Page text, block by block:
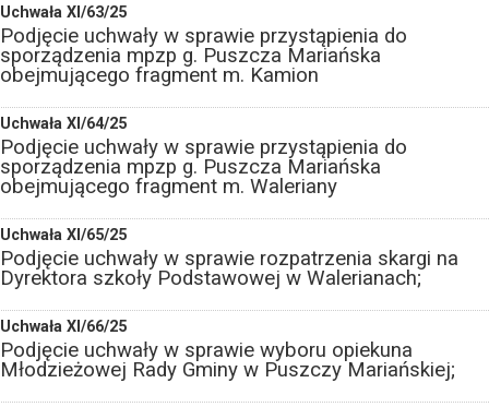
Uchwała XI/63/25
Podjęcie uchwały w sprawie przystąpienia do
sporządzenia mpzp g. Puszcza Mariańska
obejmującego fragment m. Kamion
Uchwała XI/64/25
Podjęcie uchwały w sprawie przystąpienia do
sporządzenia mpzp g. Puszcza Mariańska
obejmującego fragment m. Waleriany
Uchwała XI/65/25
Podjęcie uchwały w sprawie rozpatrzenia skargi na
Dyrektora szkoły Podstawowej w Walerianach;
Uchwała XI/66/25
Podjęcie uchwały w sprawie wyboru opiekuna
Młodzieżowej Rady Gminy w Puszczy Mariańskiej;